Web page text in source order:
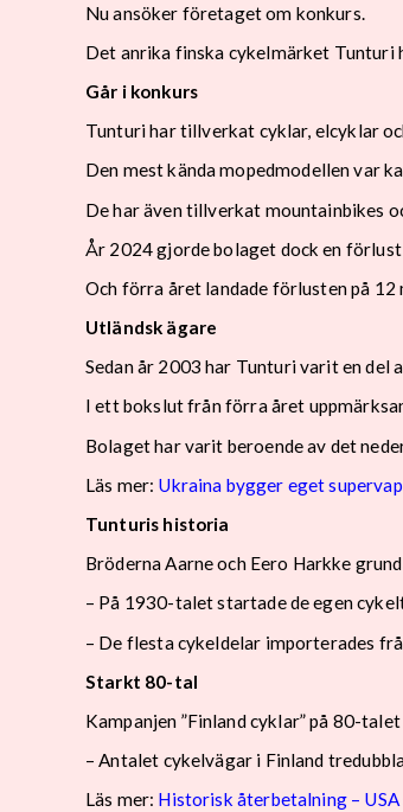
Nu ansöker företaget om konkurs.
Det anrika finska cykelmärket Tunturi
Går i konkurs
Tunturi har tillverkat cyklar, elcyklar
Den mest kända mopedmodellen var
De har även tillverkat mountainbikes
År 2024 gjorde bolaget dock en
Och förra året landade förlusten på
Utländsk ägare
Sedan år 2003 har Tunturi varit en del
I ett bokslut från förra året
Bolaget har varit beroende av det
Läs mer: Ukraina bygger eget
Tunturis historia
Bröderna Aarne och Eero Harkke
– På 1930-talet startade de egen
– De flesta cykeldelar importerades
Starkt 80-tal
Kampanjen ”Finland cyklar” på 80-
– Antalet cykelvägar i Finland
Läs mer: Historisk återbetalning –